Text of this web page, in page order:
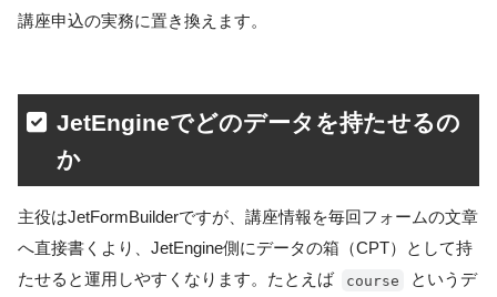
講座申込の実務に置き換えます。
JetEngineでどのデータを持たせるの
か
主役はJetFormBuilderですが、講座情報を毎回フォームの文章
へ直接書くより、JetEngine側にデータの箱（CPT）として持
たせると運用しやすくなります。たとえば
course
というデ